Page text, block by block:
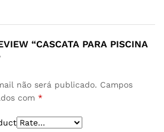
“CASCATA PARA PISCINA
não será publicado. Campos
com *